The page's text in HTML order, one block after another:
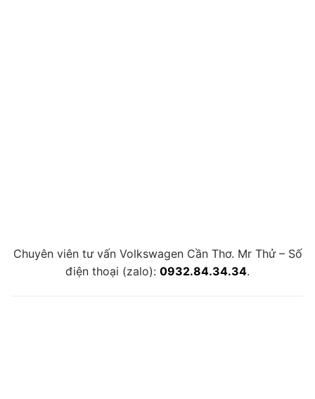
Chuyên viên tư vấn Volkswagen Cần Thơ. Mr Thử – Số
điện thoại (zalo): 0932.84.34.34.